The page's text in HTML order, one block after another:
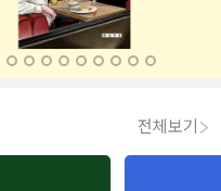
전체보기